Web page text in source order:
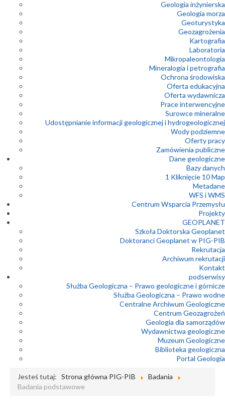
Geologia inżynierska
Geologia morza
Geoturystyka
Geozagrożenia
Kartografia
Laboratoria
Mikropaleontologia
Mineralogia i petrografia
Ochrona środowiska
Oferta edukacyjna
Oferta wydawnicza
Prace interwencyjne
Surowce mineralne
Udostępnianie informacji geologicznej i hydrogeologicznej
Wody podziemne
Oferty pracy
Zamówienia publiczne
Dane geologiczne
Bazy danych
1 Kliknięcie 10 Map
Metadane
WFS i WMS
Centrum Wsparcia Przemysłu
Projekty
GEOPLANET
Szkoła Doktorska Geoplanet
Doktoranci Geoplanet w PIG-PIB
Rekrutacja
Archiwum rekrutacji
Kontakt
podserwisy
Służba Geologiczna – Prawo geologiczne i górnicze
Służba Geologiczna – Prawo wodne
Centralne Archiwum Geologiczne
Centrum Geozagrożeń
Geologia dla samorządów
Wydawnictwa geologiczne
Muzeum Geologiczne
Biblioteka geologiczna
Portal Geologia
Jesteś tutaj: Strona główna PIG-PIB
Badania
Badania podstawowe